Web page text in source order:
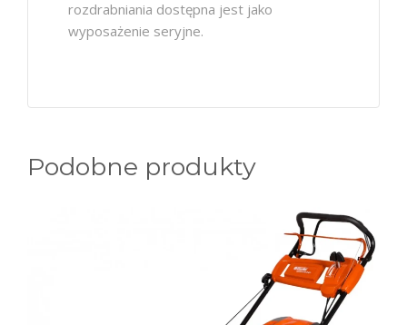
rozdrabniania dostępna jest jako
wyposażenie seryjne.
Podobne produkty